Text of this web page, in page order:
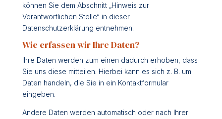
können Sie dem Abschnitt „Hinweis zur
Verantwortlichen Stelle“ in dieser
Datenschutzerklärung entnehmen.
Wie erfassen wir Ihre Daten?
Ihre Daten werden zum einen dadurch erhoben, dass
Sie uns diese mitteilen. Hierbei kann es sich z. B. um
Daten handeln, die Sie in ein Kontaktformular
eingeben.
Andere Daten werden automatisch oder nach Ihrer